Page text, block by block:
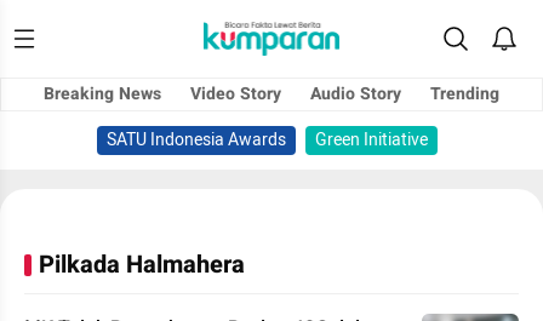
Breaking News Video Story Audio Story
Trending
SATU Indonesia Awards
Green Initiative
Pilkada Halmahera